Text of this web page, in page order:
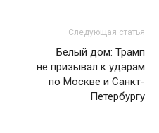
Следующая статья
Белый дом: Трамп
не призывал к ударам
по Москве и Санкт-
Петербургу